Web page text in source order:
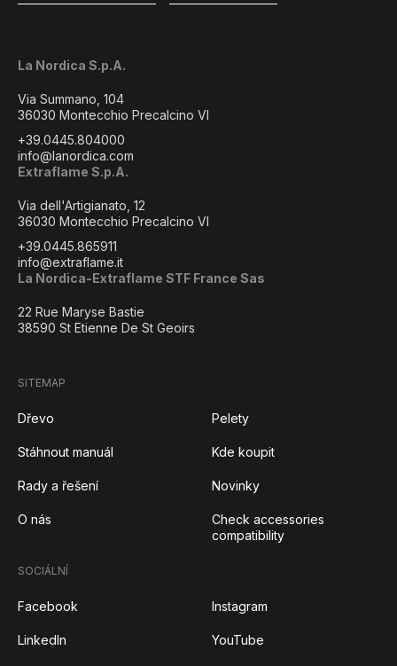
La Nordica S.p.A.
Via Summano, 104
36030 Montecchio Precalcino VI
+39.0445.804000
info@lanordica.com
Extraflame S.p.A.
Via dell'Artigianato, 12
36030 Montecchio Precalcino VI
+39.0445.865911
info@extraflame.it
La Nordica-Extraflame STF France Sas
22 Rue Maryse Bastie
38590 St Etienne De St Geoirs
SITEMAP
Dřevo Pelety
Stáhnout manuál Kde koupit
Rady a řešení Novinky
O nás
Check accessories
compatibility
SOCIÁLNÍ
Facebook Instagram
LinkedIn YouTube